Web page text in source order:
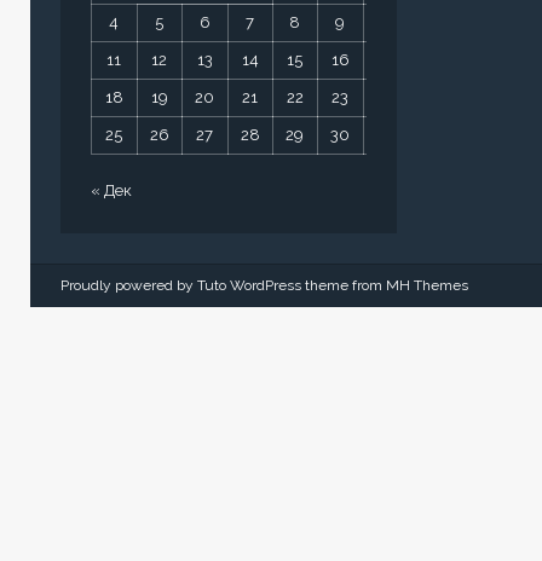
4 5 6 7 8 9
11 12 13 14 15 16
18 19 20 21 22 23
25 26 27 28 29 30
« Дек
Proudly powered by Tuto WordPress theme from MH Themes